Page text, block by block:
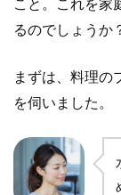
こと。これを家
るのでしょうか
まずは、料理の
を伺いました。